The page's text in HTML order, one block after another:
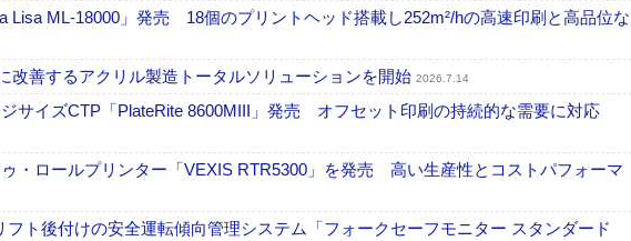
ML-18000」発売 18個のプリントヘッド搭載し252m²/hの高速印刷と高品位な
改善するアクリル製造トータルソリューションを開始 2026.7.14
サイズCTP「PlateRite 8600MIII」発売 オフセット印刷の持続的な需要に対応
・ロールプリンター「VEXIS RTR5300」を発売 高い生産性とコストパフォーマ
ト後付けの安全運転傾向管理システム「フォークセーフモニター スタンダード